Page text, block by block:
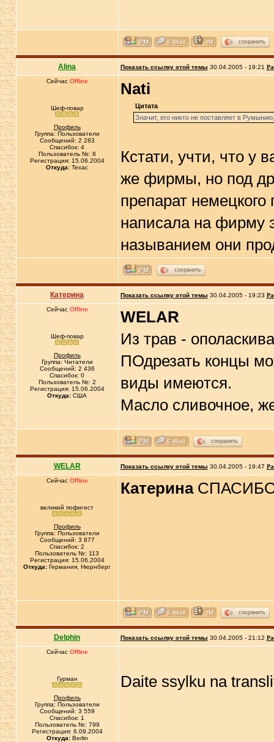
сохранить
Alina Показать ссылку этой темы 30.04.2005 - 19:21
Сейчас Offline
Шеф-повар
Профиль
Группа: Пользователи
Сообщений: 2 283
Спасибок: 4
Пользователь №: 8
Регистрация: 15.06.2004
Откуда: Техас
Nati
Цитата
Значит, его никто не поставляет в
Кстати, учти, что у
же фирмы, но под
препарат
написала на фирму
называнием они
сохранить
Катерина Показать ссылку этой темы 30.04.2005 - 19:23
Сейчас Offline
Шеф-повар
Профиль
Группа: Читатели
Сообщений: 2 436
Спасибок: 0
Пользователь №: 2
Регистрация: 15.06.2004
Откуда: США
WELAR
Из трав -
ПОдрезать концы
виды имеются.
Масло сливочное,
сохранить
WELAR Показать ссылку этой темы 30.04.2005 - 19:47
Сейчас Offline
великий пофигист
Профиль
Группа: Пользователи
Сообщений: 3 877
Спасибок: 2
Пользователь №: 113
Регистрация: 15.06.2004
Откуда: Германия, Нюрнберг
Катерина
сохранить
Delphin Показать ссылку этой темы 30.04.2005 - 21:12
Сейчас Offline
Гурман
Профиль
Группа: Пользователи
Сообщений: 3 559
Спасибок: 1
Пользователь №: 799
Регистрация: 6.09.2004
Откуда:Berlin
Daite ssylku na